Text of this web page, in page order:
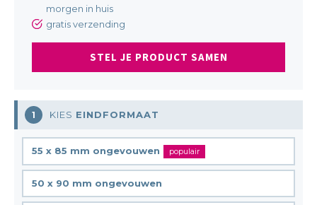
morgen in huis
gratis verzending
STEL JE PRODUCT SAMEN
1 KIES EINDFORMAAT
55 x 85 mm ongevouwen populair
50 x 90 mm ongevouwen